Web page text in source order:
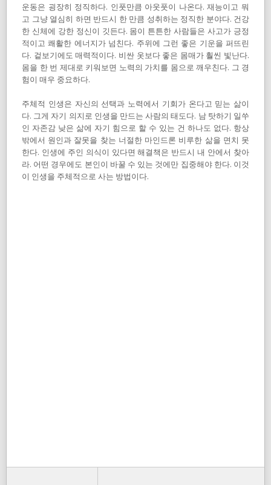
운동은 굉장히 정직하다. 인풋만큼 아웃풋이 나온다. 재능이고 뭐
고 그냥 열심히 하면 반드시 한 만큼 성취하는 정직한 분야다. 건강
한 신체에 강한 정신이 깃든다. 몸이 튼튼한 사람들은 사고가 긍정
적이고 쾌활한 에너지가 넘친다. 주위에 그런 좋은 기운을 퍼뜨린
다. 겉보기에도 매력적이다. 비싼 옷보다 좋은 몸매가 훨씬 빛난다.
몸을 한 번 제대로 키워보면 노력의 가치를 몸으로 깨우친다. 그 경
험이 매우 중요하다.
주체적 인생은 자신의 선택과 노력에서 기회가 온다고 믿는 삶이
다. 그게 자기 의지로 인생을 만드는 사람의 태도다. 남 탓하기 일쑤
인 자존감 낮은 삶에 자기 힘으로 할 수 있는 건 하나도 없다. 항상
밖에서 원인과 잘못을 찾는 너절한 마인드론 비루한 삶을 면치 못
한다. 인생에 주인 의식이 있다면 해결책은 반드시 내 안에서 찾아
라. 어떤 경우에도 본인이 바꿀 수 있는 것에만 집중해야 한다. 이것
이 인생을 주체적으로 사는 방법이다.